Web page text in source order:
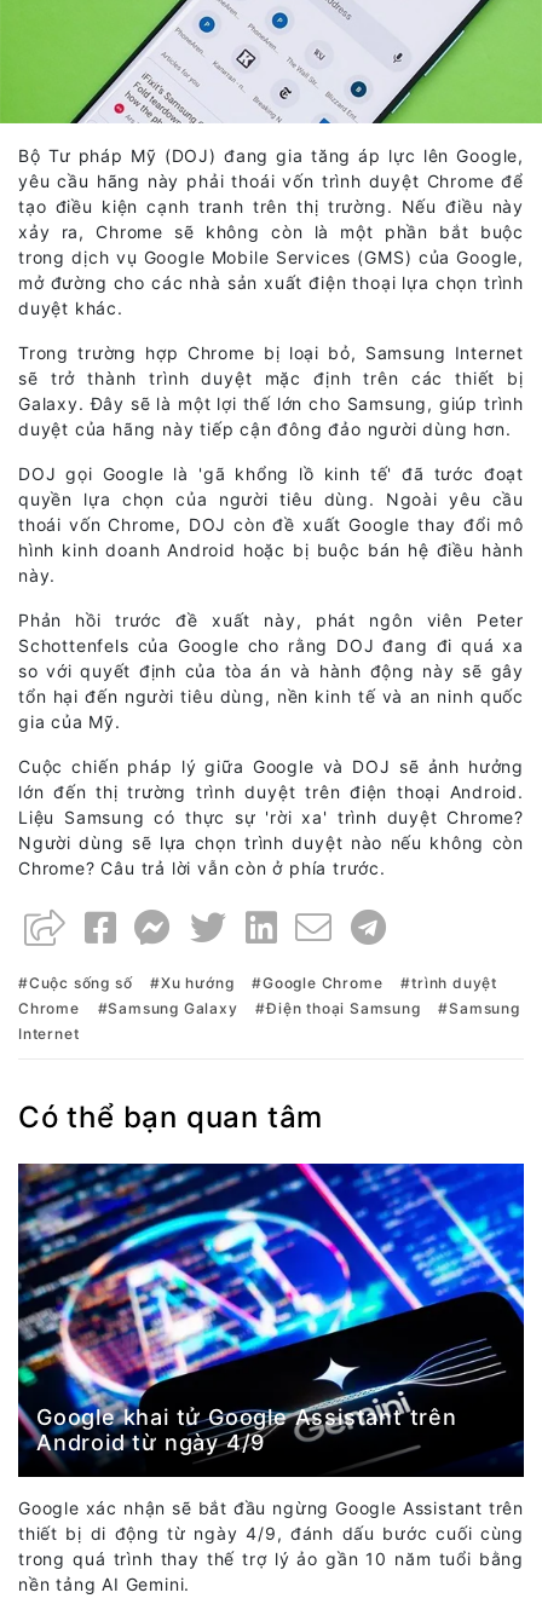
Bộ Tư pháp Mỹ (DOJ) đang gia tăng áp lực lên Google,
yêu cầu hãng này phải thoái vốn trình duyệt Chrome để
tạo điều kiện cạnh tranh trên thị trường. Nếu điều này
xảy ra, Chrome sẽ không còn là một phần bắt buộc
trong dịch vụ Google Mobile Services (GMS) của Google,
mở đường cho các nhà sản xuất điện thoại lựa chọn trình
duyệt khác.
Trong trường hợp Chrome bị loại bỏ, Samsung Internet
sẽ trở thành trình duyệt mặc định trên các thiết bị
Galaxy. Đây sẽ là một lợi thế lớn cho Samsung, giúp trình
duyệt của hãng này tiếp cận đông đảo người dùng hơn.
DOJ gọi Google là 'gã khổng lồ kinh tế' đã tước đoạt
quyền lựa chọn của người tiêu dùng. Ngoài yêu cầu
thoái vốn Chrome, DOJ còn đề xuất Google thay đổi mô
hình kinh doanh Android hoặc bị buộc bán hệ điều hành
này.
Phản hồi trước đề xuất này, phát ngôn viên Peter
Schottenfels của Google cho rằng DOJ đang đi quá xa
so với quyết định của tòa án và hành động này sẽ gây
tổn hại đến người tiêu dùng, nền kinh tế và an ninh quốc
gia của Mỹ.
Cuộc chiến pháp lý giữa Google và DOJ sẽ ảnh hưởng
lớn đến thị trường trình duyệt trên điện thoại Android.
Liệu Samsung có thực sự 'rời xa' trình duyệt Chrome?
Người dùng sẽ lựa chọn trình duyệt nào nếu không còn
Chrome? Câu trả lời vẫn còn ở phía trước.
Cuộc sống số Xu hướng Google Chrome
trình duyệt
Chrome
Samsung Galaxy Điện thoại Samsung
Samsung
Internet
Có thể bạn quan tâm
Google khai tử Google Assistant trên
Android từ ngày 4/9
Google xác nhận sẽ bắt đầu ngừng Google Assistant trên
thiết bị di động từ ngày 4/9, đánh dấu bước cuối cùng
trong quá trình thay thế trợ lý ảo gần 10 năm tuổi bằng
nền tảng AI Gemini.